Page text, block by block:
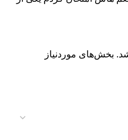
بخش‌های موردنیاز